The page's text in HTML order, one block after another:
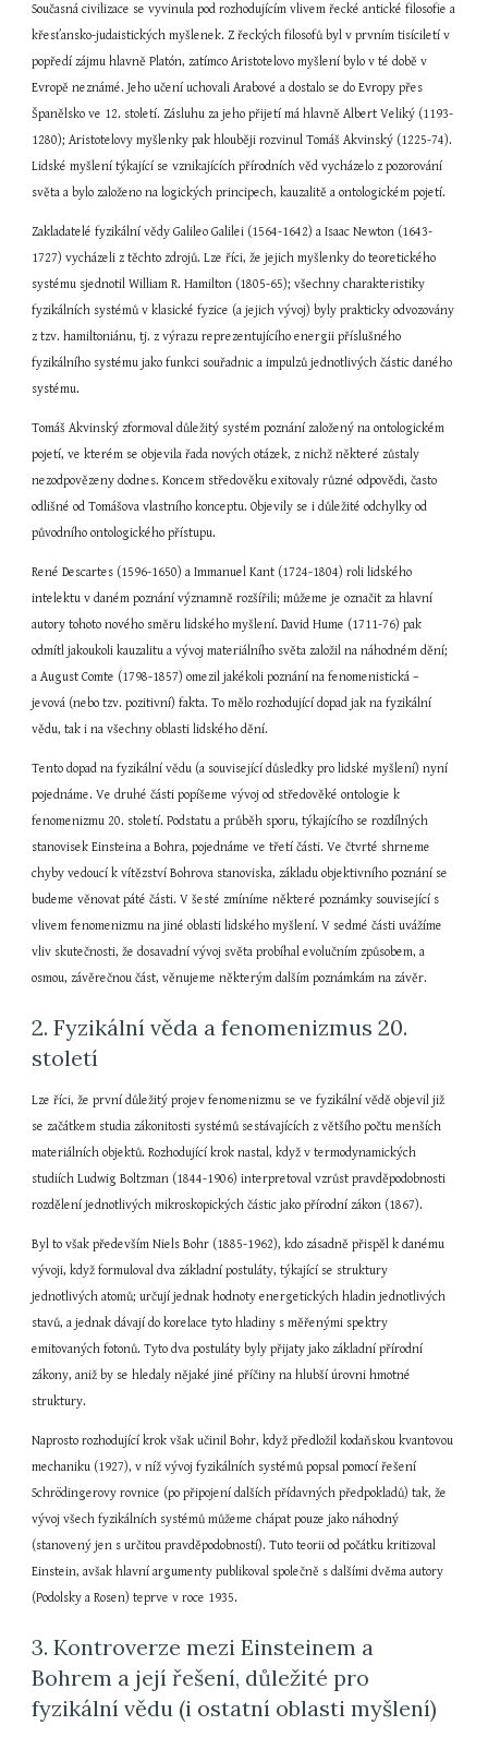
Současná civilizace se vyvinula pod rozhodujícím vlivem řecké antické filosofie a
křesťansko-judaistických myšlenek. Z řeckých filosofů byl v prvním tisíciletí v
popředí zájmu hlavně Platón, zatímco Aristotelovo myšlení bylo v té době v
Evropě neznámé. Jeho učení uchovali Arabové a dostalo se do Evropy přes
Španělsko ve 12. století. Zásluhu za jeho přijetí má hlavně Albert Veliký (1193-
1280); Aristotelovy myšlenky pak hlouběji rozvinul Tomáš Akvinský (1225-74).
Lidské myšlení týkající se vznikajících přírodních věd vycházelo z pozorování
světa a bylo založeno na logických principech, kauzalitě a ontologickém pojetí.
Zakladatelé fyzikální vědy Galileo Galilei (1564-1642) a Isaac Newton (1643-
1727) vycházeli z těchto zdrojů. Lze říci, že jejich myšlenky do teoretického
systému sjednotil William R. Hamilton (1805-65); všechny charakteristiky
fyzikálních systémů v klasické fyzice (a jejich vývoj) byly prakticky odvozovány
z tzv. hamiltoniánu, tj. z výrazu reprezentujícího energii příslušného
fyzikálního systému jako funkci souřadnic a impulzů jednotlivých částic daného
systému.
Tomáš Akvinský zformoval důležitý systém poznání založený na ontologickém
pojetí, ve kterém se objevila řada nových otázek, z nichž některé zůstaly
nezodpovězeny dodnes. Koncem středověku exitovaly různé odpovědi, často
odlišné od Tomášova vlastního konceptu. Objevily se i důležité odchylky od
původního ontologického přístupu.
René Descartes (1596-1650) a Immanuel Kant (1724-1804) roli lidského
intelektu v daném poznání významně rozšířili; můžeme je označit za hlavní
autory tohoto nového směru lidského myšlení. David Hume (1711-76) pak
odmítl jakoukoli kauzalitu a vývoj materiálního světa založil na náhodném dění;
a August Comte (1798-1857) omezil jakékoli poznání na fenomenistická –
jevová (nebo tzv. pozitivní) fakta. To mělo rozhodující dopad jak na fyzikální
vědu, tak i na všechny oblasti lidského dění.
Tento dopad na fyzikální vědu (a související důsledky pro lidské myšlení) nyní
pojednáme. Ve druhé části popíšeme vývoj od středověké ontologie k
fenomenizmu 20. století. Podstatu a průběh sporu, týkajícího se rozdílných
stanovisek Einsteina a Bohra, pojednáme ve třetí části. Ve čtvrté shrneme
chyby vedoucí k vítězství Bohrova stanoviska, základu objektivního poznání se
budeme věnovat páté části. V šesté zmíníme některé poznámky související s
vlivem fenomenizmu na jiné oblasti lidského myšlení. V sedmé části uvážíme
vliv skutečnosti, že dosavadní vývoj světa probíhal evolučním způsobem, a
osmou, závěrečnou část, věnujeme některým dalším poznámkám na závěr.
2. Fyzikální věda a fenomenizmus 20.
století
Lze říci, že první důležitý projev fenomenizmu se ve fyzikální vědě objevil již
se začátkem studia zákonitosti systémů sestávajících z většího počtu menších
materiálních objektů. Rozhodující krok nastal, když v termodynamických
studiích Ludwig Boltzman (1844-1906) interpretoval vzrůst pravděpodobnosti
rozdělení jednotlivých mikroskopických částic jako přírodní zákon (1867).
Byl to však především Niels Bohr (1885-1962), kdo zásadně přispěl k danému
vývoji, když formuloval dva základní postuláty, týkající se struktury
jednotlivých atomů; určují jednak hodnoty energetických hladin jednotlivých
stavů, a jednak dávají do korelace tyto hladiny s měřenými spektry
emitovaných fotonů. Tyto dva postuláty byly přijaty jako základní přírodní
zákony, aniž by se hledaly nějaké jiné příčiny na hlubší úrovni hmotné
struktury.
Naprosto rozhodující krok však učinil Bohr, když předložil kodaňskou kvantovou
mechaniku (1927), v níž vývoj fyzikálních systémů popsal pomocí řešení
Schrödingerovy rovnice (po připojení dalších přídavných předpokladů) tak, že
vývoj všech fyzikálních systémů můžeme chápat pouze jako náhodný
(stanovený jen s určitou pravděpodobností). Tuto teorii od počátku kritizoval
Einstein, avšak hlavní argumenty publikoval společně s dalšími dvěma autory
(Podolsky a Rosen) teprve v roce 1935.
3. Kontroverze mezi Einsteinem a
Bohrem a její řešení, důležité pro
fyzikální vědu (i ostatní oblasti myšlení)